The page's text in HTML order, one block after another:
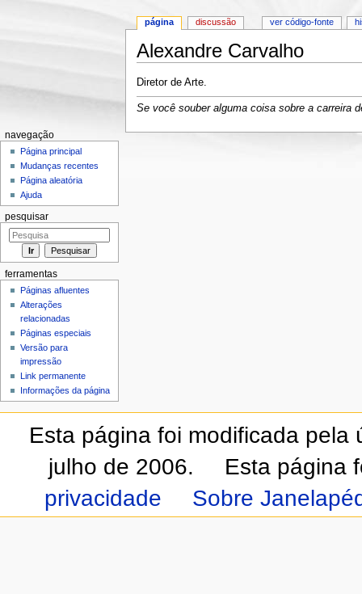
Alexandre Carvalho
Diretor de Arte.
Se você souber alguma coisa sobre a carreira
página discussão ver código-fonte
navegação
Página principal
Mudanças recentes
Página aleatória
Ajuda
pesquisar
ferramentas
Páginas afluentes
Alterações
relacionadas
Páginas especiais
Versão para
impressão
Link permanente
Informações da página
Esta página foi modificada pela
julho de 2006.
Esta página
privacidade
Sobre